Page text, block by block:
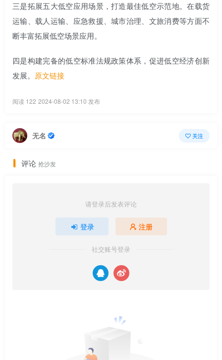
三是拓展五大低空应用场景，打造最佳低空示范地。在载货
运输、载人运输、应急救援、城市治理、文旅消费等方面不
断丰富拓展低空场景应用。
四是构建完备的低空标准法规政策体系，促进低空经济创新
发展。 原文链接
阅读 122 2024-08-02 13:10 发布
无名 关注
评论 抢沙发
请登录后发表评论
登录 注册
社交账号登录